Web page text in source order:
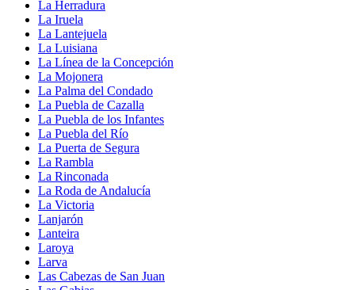
La Herradura
La Iruela
La Lantejuela
La Luisiana
La Línea de la Concepción
La Mojonera
La Palma del Condado
La Puebla de Cazalla
La Puebla de los Infantes
La Puebla del Río
La Puerta de Segura
La Rambla
La Rinconada
La Roda de Andalucía
La Victoria
Lanjarón
Lanteira
Laroya
Larva
Las Cabezas de San Juan